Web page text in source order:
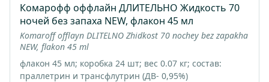
Комарофф оффлайн ДЛИТЕЛЬНО Жидкость 70
ночей без запаха NEW, флакон 45 мл
Komaroff offlayn DLITELNO Zhidkost 70 nochey bez zapakha
NEW, flakon 45 ml
флакон 45 мл; коробка 24 шт; вес 0.07 кг; состав:
праллетрин и трансфлутрин (ДВ- 0,95%)